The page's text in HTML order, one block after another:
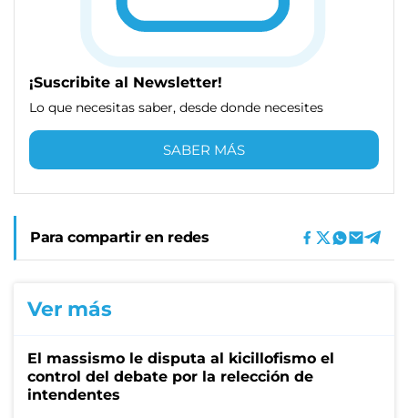
¡Suscribite al Newsletter!
Lo que necesitas saber, desde donde necesites
SABER MÁS
Para compartir en redes
Ver más
El massismo le disputa al kicillofismo el
control del debate por la relección de
intendentes